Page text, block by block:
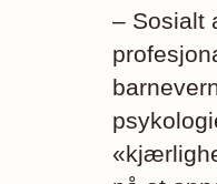
– Sosialt